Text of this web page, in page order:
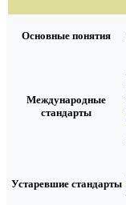
Основные понятия
Международные
стандарты
Устаревшие стандарты